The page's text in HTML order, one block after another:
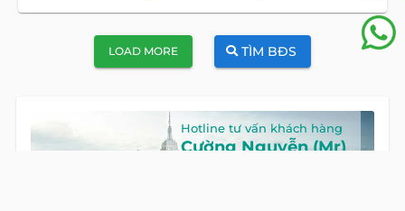
LOAD MORE TÌM BĐS
Hotline tư vấn khách hàng
Cường Nguyễn (Mr)